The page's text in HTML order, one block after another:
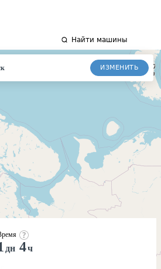
Найти машины
ИЗМЕНИТЬ
дн 4ч